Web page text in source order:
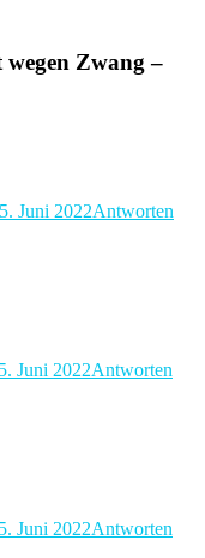
Zwang –
Juni 2022Antworten
Juni 2022Antworten
Juni 2022Antworten